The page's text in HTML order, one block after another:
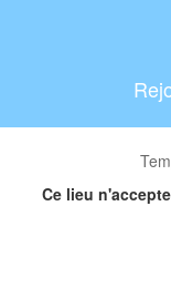
Ce lieu